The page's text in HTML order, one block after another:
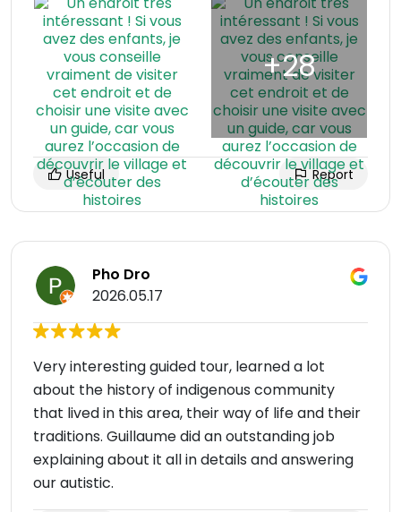
Useful Report
Pho Dro
2026.05.17
Very interesting guided tour, learned a lot
about the history of indigenous community
that lived in this area, their way of life and their
traditions. Guillaume did an outstanding job
explaining about it all in details and answering
our autistic.